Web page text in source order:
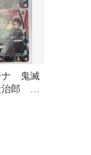
ナ 鬼滅
郎 プ